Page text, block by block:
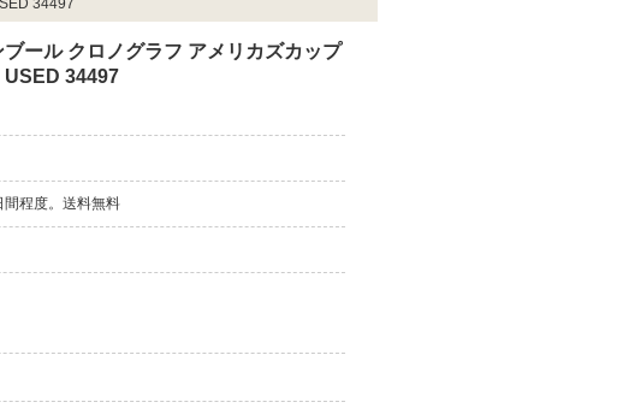
34497
ール クロノグラフ アメリカズカップ
USED 34497
間程度。送料無料